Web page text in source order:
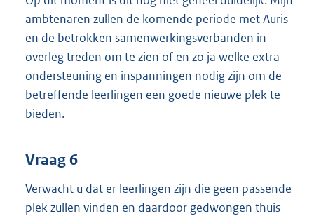
ambtenaren zullen de komende periode met Auris
en de betrokken samenwerkingsverbanden in
overleg treden om te zien of en zo ja welke extra
ondersteuning en inspanningen nodig zijn om de
betreffende leerlingen een goede nieuwe plek te
bieden.
Vraag 6
Verwacht u dat er leerlingen zijn die geen passende
plek zullen vinden en daardoor gedwongen thuis